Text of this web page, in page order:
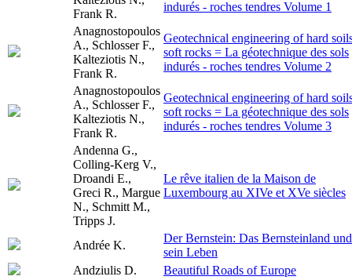
Frank R.
indurés - roches tendres Volume 1
Anagnostopoulos
A., Schlosser F.,
Kalteziotis N.,
Frank R.
Geotechnical engineering of hard
soft rocks = La géotechnique des sols
indurés - roches tendres Volume 2
Anagnostopoulos
A., Schlosser F.,
Kalteziotis N.,
Frank R.
Geotechnical engineering of hard
soft rocks = La géotechnique des sols
indurés - roches tendres Volume 3
Andenna G.,
Colling-Kerg V.,
Droandi E.,
Greci R., Margue
N., Schmitt M.,
Tripps J.
Le rêve italien de la Maison de
Luxembourg au XIVe et XVe siècles
Andrée K.
Der Bernstein: Das Bernsteinland und
sein Leben
Andziulis D.
Beautiful Roads of Europe